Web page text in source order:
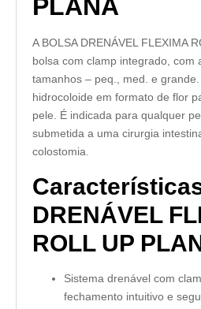
PLANA
A BOLSA DRENÁVEL FLEXIMA
bolsa com clamp integrado, com
tamanhos – peq., med. e
hidrocoloide em formato de flor
pele. É indicada para qualquer
submetida a uma cirurgia
colostomia.
DRENÁVEL
ROLL UP
Sistema drenável com
fechamento intuitivo e